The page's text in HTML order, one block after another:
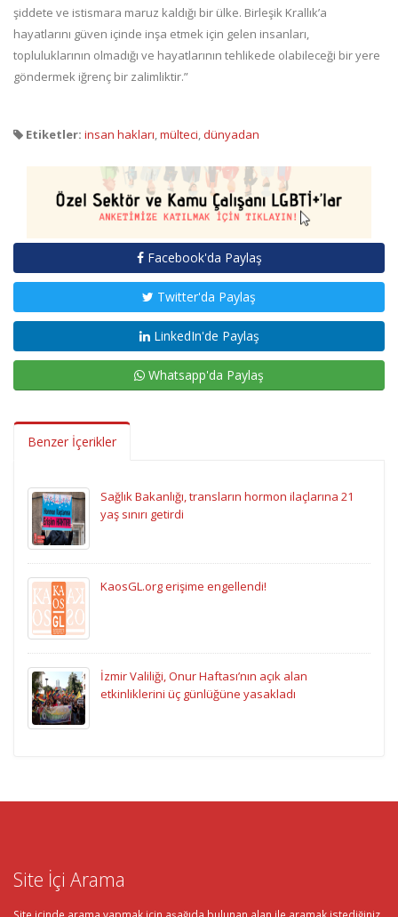
şiddete ve istismara maruz kaldığı bir ülke. Birleşik Krallık’a
hayatlarını güven içinde inşa etmek için gelen insanları,
topluluklarının olmadığı ve hayatlarının tehlikede olabileceği bir yere
göndermek iğrenç bir zalimliktir.”
Etiketler: insan hakları,mülteci,dünyadan
Facebook'da Paylaş
Twitter'da Paylaş
LinkedIn'de Paylaş
Whatsapp'da Paylaş
Benzer İçerikler
Sağlık Bakanlığı, transların hormon ilaçlarına 21
yaş sınırı getirdi
KaosGL.org erişime engellendi!
İzmir Valiliği, Onur Haftası’nın açık alan
etkinliklerini üç günlüğüne yasakladı
Site İçi Arama